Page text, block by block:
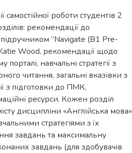
самостійної роботи студентів 2
рекомендації до
“Navigate (B1 Pre-
Wood, рекомендації щодо
навчальні стратегії з
читання, загальні вказівки з
з підготовки до ПМК,
ресурси. Кожен розділ
дисципліни «Англійська мова»
стратегіями з їх
завдань та максимальну
завдань (для здобувачів